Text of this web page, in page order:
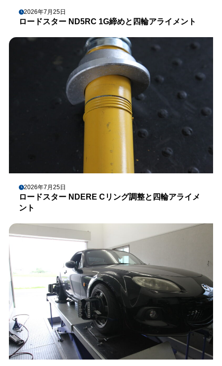
2026年7月25日
ロードスター ND5RC 1G締めと四輪アライメント
2026年7月25日
ロードスター NDERE Cリング調整と四輪アライメ
ント